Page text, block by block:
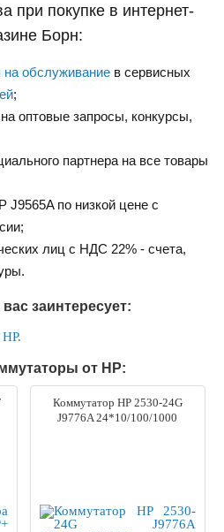
при покупке в интернет-
Борн:
на обслуживание в сервисных
;
оптовые запросы, конкурсы,
партнера на все товары
J9565A по низкой цене с
лиц с НДС 22% - счета,
заинтересует:
от HP:
Коммутатор HP 2530-24G
J9776A 24*10/100/1000